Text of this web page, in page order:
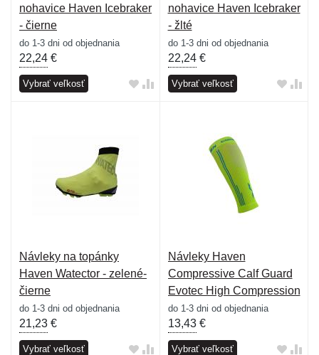
nohavice Haven Icebraker
- čierne
do 1-3 dni od objednania
22,24 €
Vybrať veľkosť
nohavice Haven Icebraker
- žlté
do 1-3 dni od objednania
22,24€
Vybrať veľkosť
Návleky na topánky
Haven Watector - zelené-
čierne
do 1-3 dni od objednania
21,23 €
Vybrať veľkosť
Návleky Haven
Compressive Calf Guard
Evotec High Compression
- žlté-modré
do 1-3 dni od objednania
13,43€
Vybrať veľkosť